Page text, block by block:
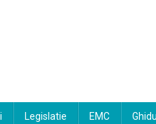
Legislatie EMC